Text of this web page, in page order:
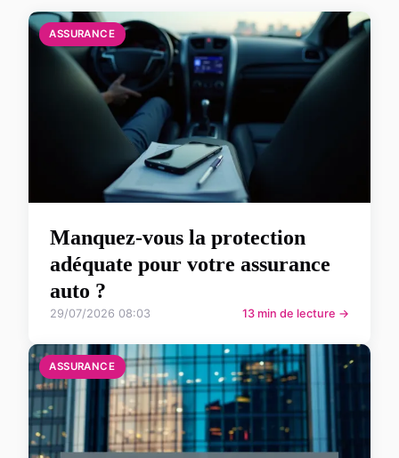
ASSURANCE
Manquez-vous la protection
adéquate pour votre assurance
auto ?
29/07/2026 08:03 13 min de lecture →
ASSURANCE